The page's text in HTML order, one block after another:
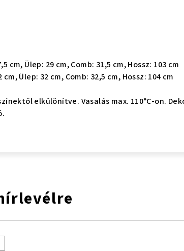
cm, Ülep: 29 cm, Comb: 31,5 cm, Hossz: 103 cm
Ülep: 32 cm, Comb: 32,5 cm, Hossz: 104 cm
elkülönítve. Vasalás max. 110°C-on.